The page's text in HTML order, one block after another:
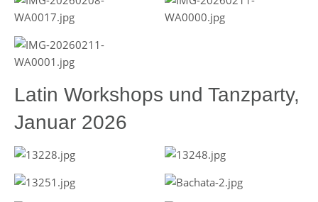
Latin Workshops und Tanzparty,
Januar 2026